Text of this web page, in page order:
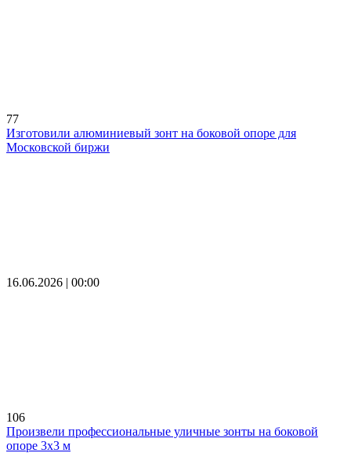
77
Изготовили алюминиевый зонт на боковой опоре для
Московской биржи
16.06.2026 | 00:00
106
Произвели профессиональные уличные зонты на боковой
опоре 3х3 м